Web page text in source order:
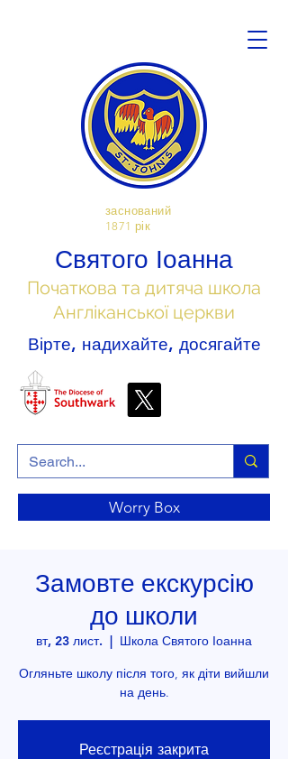
заснований
1871 рік
Святого Іоанна
Початкова та дитяча школа
Англіканської церкви
Вірте, надихайте, досягайте
Worry Box
Замовте екскурсію
до школи
вт, 23 лист.
  |
Школа Святого Іоанна
Огляньте школу після того, як діти вийшли
на день.
Реєстрація закрита